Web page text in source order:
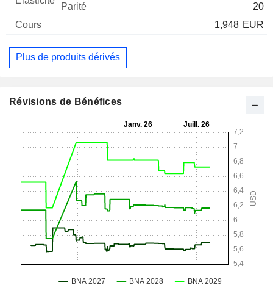
20
1,948 EUR
Plus de produits dérivés
Révisions de Bénéfices